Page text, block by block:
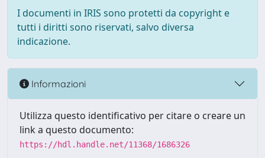
I documenti in IRIS sono protetti da copyright e
tutti i diritti sono riservati, salvo diversa
indicazione.
Informazioni
Utilizza questo identificativo per citare o creare un
link a questo documento:
https://hdl.handle.net/11368/1686326